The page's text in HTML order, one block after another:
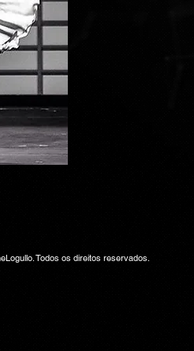
Todos os direitos reservados.